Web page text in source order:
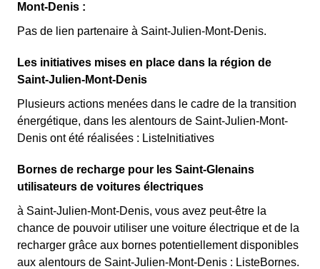
Mont-Denis :
Pas de lien partenaire à Saint-Julien-Mont-Denis.
Les initiatives mises en place dans la région de
Saint-Julien-Mont-Denis
Plusieurs actions menées dans le cadre de la transition
énergétique, dans les alentours de Saint-Julien-Mont-
Denis ont été réalisées : ListeInitiatives
Bornes de recharge pour les Saint-Glenains
utilisateurs de voitures électriques
à Saint-Julien-Mont-Denis, vous avez peut-être la
chance de pouvoir utiliser une voiture électrique et de la
recharger grâce aux bornes potentiellement disponibles
aux alentours de Saint-Julien-Mont-Denis : ListeBornes.